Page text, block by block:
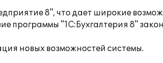
8", что дает широкие
программы "1С:Бухгалтерия 8"
новых возможностей системы.